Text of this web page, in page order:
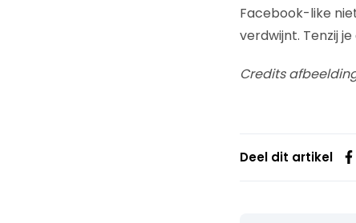
Facebook-like
verdwijnt. Tenzij
Credits
Deel dit artikel